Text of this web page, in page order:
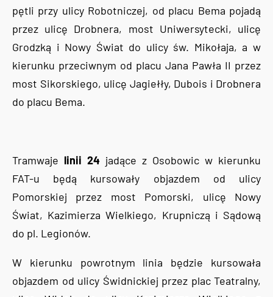
pętli przy ulicy Robotniczej, od placu Bema pojadą
przez ulicę Drobnera, most Uniwersytecki, ulicę
Grodzką i Nowy Świat do ulicy św. Mikołaja, a w
kierunku przeciwnym od placu Jana Pawła II przez
most Sikorskiego, ulicę Jagiełły, Dubois i Drobnera
do placu Bema.
Tramwaje linii 24 jadące z Osobowic w kierunku
FAT-u będą kursowały objazdem od ulicy
Pomorskiej przez most Pomorski, ulicę Nowy
Świat, Kazimierza Wielkiego, Krupniczą i Sądową
do pl. Legionów.
W kierunku powrotnym linia będzie kursowała
objazdem od ulicy Świdnickiej przez plac Teatralny,